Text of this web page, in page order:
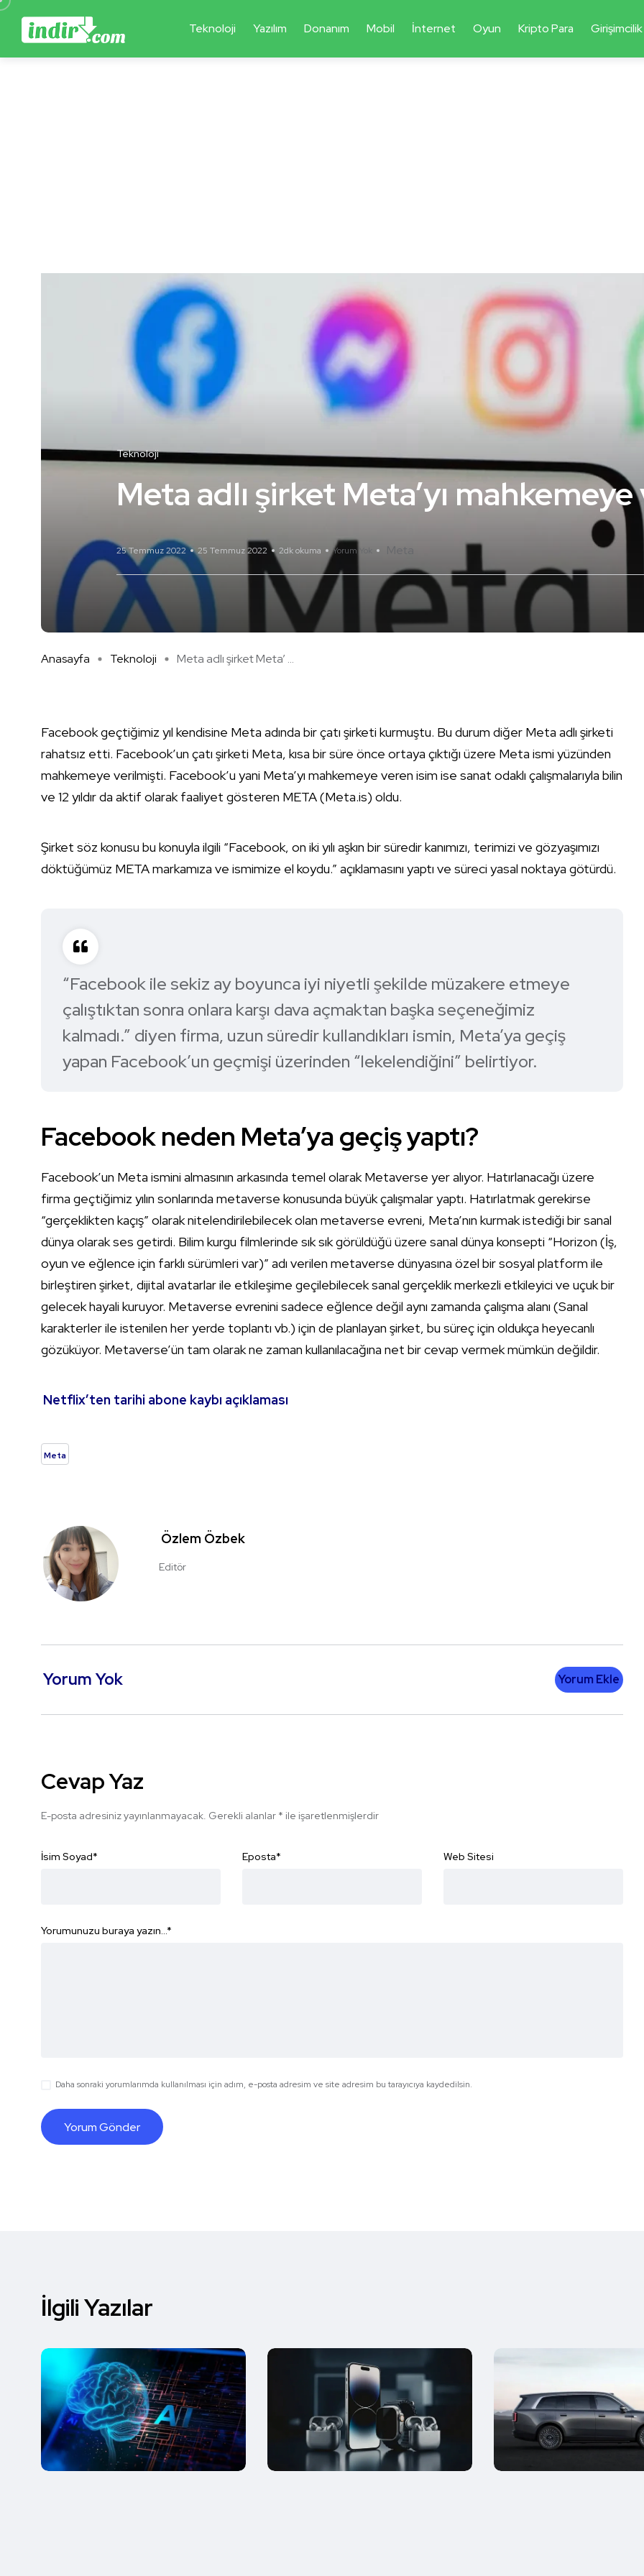
Teknoloji Yazılım Donanım Mobil İnternet Oyun Kripto Para Girişimcilik
Teknoloji
Meta adlı şirket Meta’yı
25 Temmuz 2022 25 Temmuz 2022 2dk okuma Yorum Yok Meta
Anasayfa Teknoloji Meta adlı şirket Meta’ ...
Facebook geçtiğimiz yıl kendisine Meta adında bir çatı şirketi kurmuştu. Bu durum diğer Meta adlı şirketi
rahatsız etti. Facebook’un çatı şirketi Meta, kısa bir süre önce ortaya çıktığı üzere Meta ismi yüzünden
mahkemeye verilmişti. Facebook’u yani Meta’yı mahkemeye veren isim ise sanat odaklı çalışmalarıyla bilin
ve 12 yıldır da aktif olarak faaliyet gösteren META (Meta.is) oldu.
Şirket söz konusu bu konuyla ilgili “Facebook, on iki yılı aşkın bir süredir kanımızı, terimizi ve gözyaşımızı
döktüğümüz META markamıza ve ismimize el koydu.” açıklamasını yaptı ve süreci yasal noktaya götürdü.
“Facebook ile sekiz ay boyunca iyi niyetli şekilde müzakere etmeye
çalıştıktan sonra onlara karşı dava açmaktan başka seçeneğimiz
kalmadı.” diyen firma, uzun süredir kullandıkları ismin, Meta’ya geçiş
yapan Facebook’un geçmişi üzerinden “lekelendiğini” belirtiyor.
Facebook neden Meta’ya geçiş yaptı?
Facebook’un Meta ismini almasının arkasında temel olarak Metaverse yer alıyor. Hatırlanacağı üzere
firma geçtiğimiz yılın sonlarında metaverse konusunda büyük çalışmalar yaptı. Hatırlatmak gerekirse
“gerçeklikten kaçış” olarak nitelendirilebilecek olan metaverse evreni, Meta’nın kurmak istediği bir sanal
dünya olarak ses getirdi. Bilim kurgu filmlerinde sık sık görüldüğü üzere sanal dünya konsepti “Horizon (İş,
oyun ve eğlence için farklı sürümleri var)” adı verilen metaverse dünyasına özel bir sosyal platform ile
birleştiren şirket, dijital avatarlar ile etkileşime geçilebilecek sanal gerçeklik merkezli etkileyici ve uçuk bir
gelecek hayali kuruyor. Metaverse evrenini sadece eğlence değil aynı zamanda çalışma alanı (Sanal
karakterler ile istenilen her yerde toplantı vb.) için de planlayan şirket, bu süreç için oldukça heyecanlı
gözüküyor. Metaverse’ün tam olarak ne zaman kullanılacağına net bir cevap vermek mümkün değildir.
Netflix’ten tarihi abone kaybı açıklaması
Meta
Özlem Özbek
Editör
Yorum Yok Yorum Ekle
Cevap Yaz
E-posta adresiniz yayınlanmayacak. Gerekli alanlar * ile işaretlenmişlerdir
İsim Soyad* Eposta* Web Sitesi
Yorumunuzu buraya yazın...*
Daha sonraki yorumlarımda kullanılması için adım, e-posta adresim ve site adresim bu tarayıcıya kaydedilsin.
İlgili Yazılar